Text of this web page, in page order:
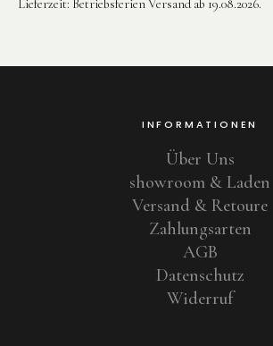
Lieferzeit: Betriebsferien Versand ab 19.08.2026.
INFORMATIONEN
Über Uns
showroom & Laden
Versand & Retoure
Zahlungsarten
AGB
Datenschutz
Widerruf